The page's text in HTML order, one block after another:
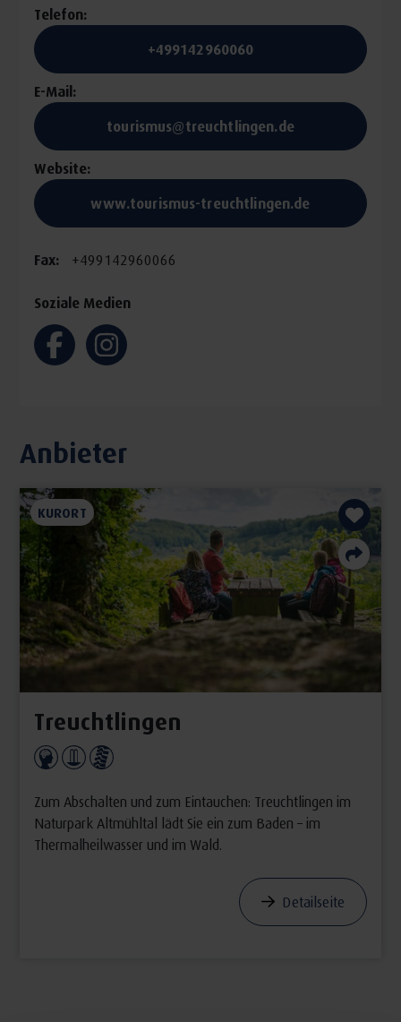
Wetterangepasst)
Bei Sturm, Gewitter oder Starkregen entfallen die
Veranstaltungen.
Termine unter shop.treuchtlingen.de/kraftort-natur.html
Telefon:
+499142960060
E-Mail:
tourismus@treuchtlingen.de
Website:
www.tourismus-treuchtlingen.de
Fax: +499142960066
Soziale Medien
Anbieter
KURORT
Treuchtlingen
Zum Abschalten und zum Eintauchen: Treuchtlingen im
Naturpark Altmühltal lädt Sie ein zum Baden – im
Thermalheilwasser und im Wald.
Detailseite